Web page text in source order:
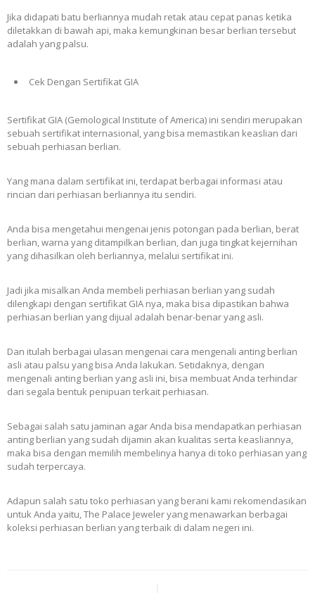
Jika didapati batu berliannya mudah retak atau cepat panas ketika
diletakkan di bawah api, maka kemungkinan besar berlian tersebut
adalah yang palsu.
Cek Dengan Sertifikat GIA
Sertifikat GIA (Gemological Institute of America) ini sendiri merupakan
sebuah sertifikat internasional, yang bisa memastikan keaslian dari
sebuah perhiasan berlian.
Yang mana dalam sertifikat ini, terdapat berbagai informasi atau
rincian dari perhiasan berliannya itu sendiri.
Anda bisa mengetahui mengenai jenis potongan pada berlian, berat
berlian, warna yang ditampilkan berlian, dan juga tingkat kejernihan
yang dihasilkan oleh berliannya, melalui sertifikat ini.
Jadi jika misalkan Anda membeli perhiasan berlian yang sudah
dilengkapi dengan sertifikat GIA nya, maka bisa dipastikan bahwa
perhiasan berlian yang dijual adalah benar-benar yang asli.
Dan itulah berbagai ulasan mengenai cara mengenali anting berlian
asli atau palsu yang bisa Anda lakukan. Setidaknya, dengan
mengenali anting berlian yang asli ini, bisa membuat Anda terhindar
dari segala bentuk penipuan terkait perhiasan.
Sebagai salah satu jaminan agar Anda bisa mendapatkan perhiasan
anting berlian yang sudah dijamin akan kualitas serta keasliannya,
maka bisa dengan memilih membelinya hanya di toko perhiasan yang
sudah terpercaya.
Adapun salah satu toko perhiasan yang berani kami rekomendasikan
untuk Anda yaitu, The Palace Jeweler yang menawarkan berbagai
koleksi perhiasan berlian yang terbaik di dalam negeri ini.